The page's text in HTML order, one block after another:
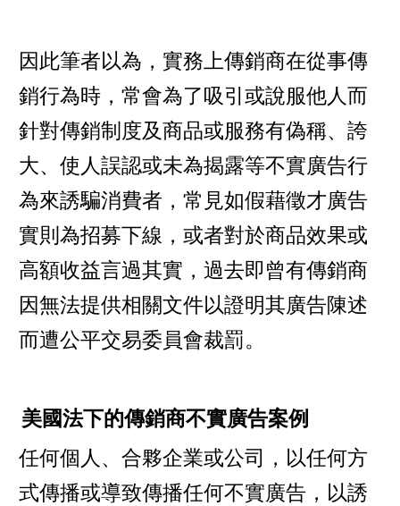
因此筆者以為，實務上傳銷商在從事傳
銷行為時，常會為了吸引或說服他人而
針對傳銷制度及商品或服務有偽稱、誇
大、使人誤認或未為揭露等不實廣告行
為來誘騙消費者，常見如假藉徵才廣告
實則為招募下線，或者對於商品效果或
高額收益言過其實，過去即曾有傳銷商
因無法提供相關文件以證明其廣告陳述
而遭公平交易委員會裁罰。
美國法下的傳銷商不實廣告案例
任何個人、合夥企業或公司，以任何方
式傳播或導致傳播任何不實廣告，以誘